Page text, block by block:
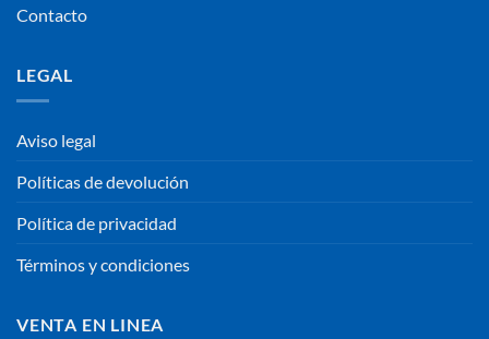
Contacto
LEGAL
Aviso legal
Políticas de devolución
Política de privacidad
Términos y condiciones
VENTA EN LINEA